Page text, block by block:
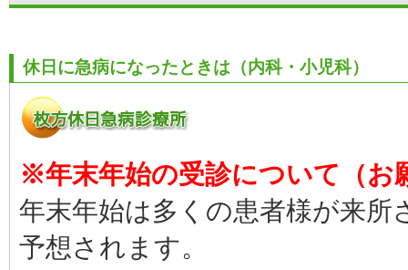
休日に急病になったときは（内科・小児科）
※年末年始の受診について（お
年末年始は多くの患者様が来所
予想されます。